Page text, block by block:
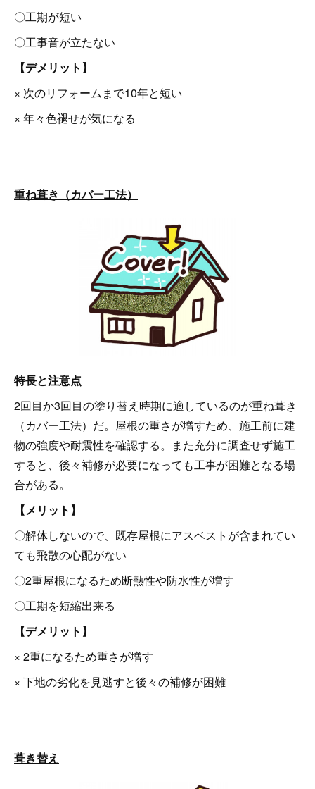
〇工期が短い
〇工事音が立たない
【デメリット】
× 次のリフォームまで10年と短い
× 年々色褪せが気になる
重ね葺き（カバー工法）
特長と注意点
2回目か3回目の塗り替え時期に適しているのが重ね葺き
（カバー工法）だ。屋根の重さが増すため、施工前に建
物の強度や耐震性を確認する。また充分に調査せず施工
すると、後々補修が必要になっても工事が困難となる場
合がある。
【メリット】
〇解体しないので、既存屋根にアスベストが含まれてい
ても飛散の心配がない
〇2重屋根になるため断熱性や防水性が増す
〇工期を短縮出来る
【デメリット】
× 2重になるため重さが増す
× 下地の劣化を見逃すと後々の補修が困難
葺き替え